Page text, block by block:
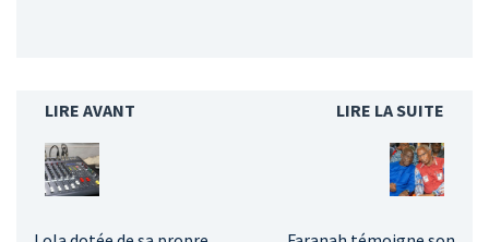
LIRE AVANT LIRE LA SUITE